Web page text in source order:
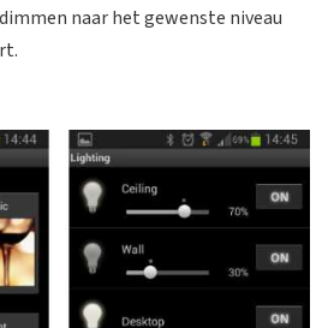
naar het gewenste niveau